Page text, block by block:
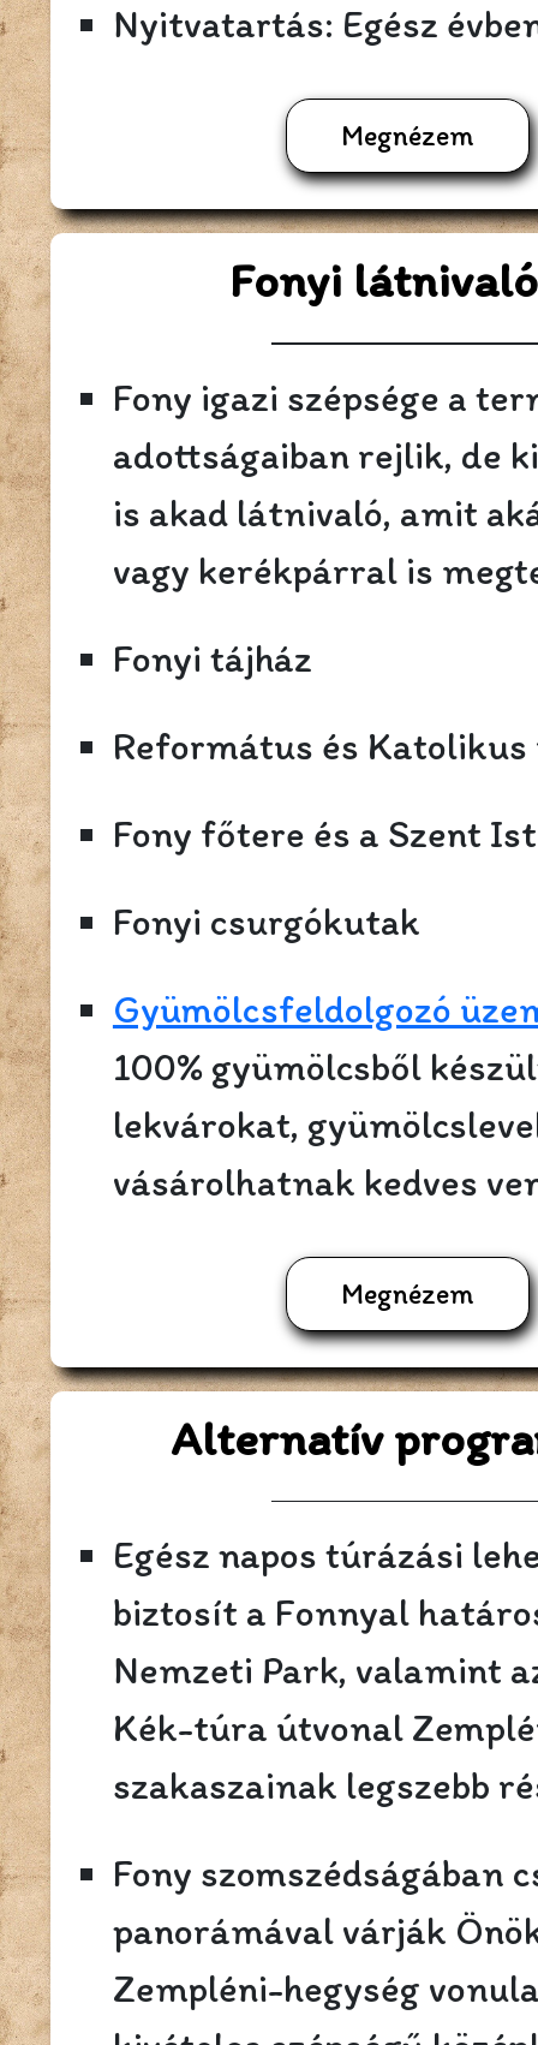
Nyitvatartás: Egész
Megnézem
Fonyi
Fony igazi szépsége a
adottságaiban rejlik, de
is akad látnivaló, amit
vagy kerékpárral is
Fonyi tájház
Református és
Fony főtere és a Szent
Fonyi csurgókutak
Gyümölcsfeldolgozó
100% gyümölcsből
lekvárokat,
vásárolhatnak kedves
Megnézem
Alternatív
Egész napos túrázási
biztosít a Fonnyal
Nemzeti Park, valamint
Kék-túra útvonal
szakaszainak legszebb
Fony szomszédságában
panorámával várják
Zempléni-hegység